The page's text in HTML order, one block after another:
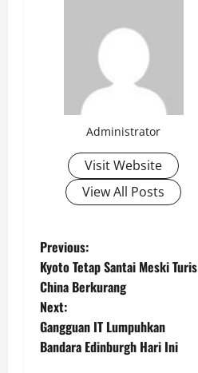
Administrator
Visit Website
View All Posts
P
o
s
t
Previous:
Kyoto Tetap Santai Meski Turis
China Berkurang
Next:
Gangguan IT Lumpuhkan
Bandara Edinburgh Hari Ini